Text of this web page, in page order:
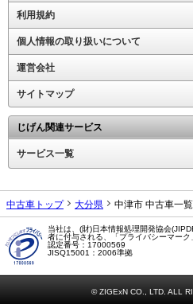
利用規約
個人情報の取り扱いについて
運営会社
サイトマップ
じげん関連サービス
サービス一覧
中古車トップ 大分県 中津市 中古車一覧
当社は、(財)日本情報処理開発協会
者に付与される、「プライバシーマーク
認定番号：17000569
JISQ15001：2006準拠
© ZIGExN CO., LTD. ALL